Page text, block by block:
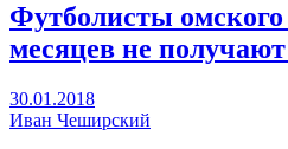
Футболисты
месяцев не
30.01.2018
Иван Чеширский